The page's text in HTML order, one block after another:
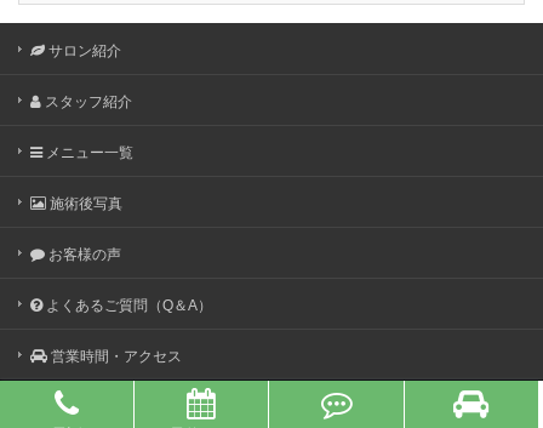
サロン紹介
スタッフ紹介
メニュー一覧
施術後写真
お客様の声
よくあるご質問（Q＆A）
営業時間・アクセス
Copyright ©
たるみ・歪みを整える【美容整体】専門サロン